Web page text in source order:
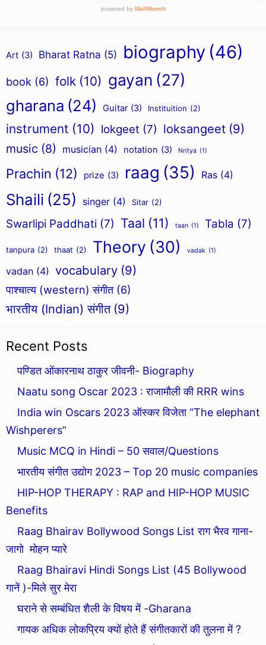
Art (3) Bharat Ratna (5) biography (46)
book (6) folk (10) gayan (27)
gharana (24) Guitar (3) Instituition (2)
instrument (10) lokgeet (7) loksangeet (9)
music (8) musician (4) notation (3) Nritya (1)
Prachin (12) prize (3) raag (35) Ras (4)
Shaili (25) singer (4) Sitar (2)
Swarlipi Paddhati (7) Taal (11) taan (1) Tabla (7)
tanpura (2) thaat (2) Theory (30) vadak (1)
vadan (4) vocabulary (9)
पाश्चात्य (western) संगीत (6)
भारतीय (Indian) संगीत (9)
Recent Posts
पण्डित ओंकारनाथ ठाकुर जीवनी- Biography
Naatu song Oscar 2023 : राजामौली की RRR wins
India win Oscars 2023 ऑस्कर विजेता “The elephant
Wishperers”
Music MCQ in Hindi – 50 सवाल/Questions
भारतीय संगीत उद्योग 2023 – Top 20 music companies
HIP-HOP THERAPY : RAP and HIP-HOP MUSIC
Benefits
Raag Bhairav Bollywood Songs List राग भैरव गाना-
जागो मोहन प्यारे
Raag Bhairavi Hindi Songs List (45 Bollywood
गानें )-मिले सुर मेरा
घराने से सम्बंधित शैली के विषय में -Gharana
गायक अधिक लोकप्रिय क्यों होते हैं संगीतकारों की तुलना में ?